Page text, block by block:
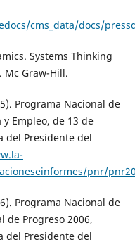
cms_data/docs/
Systems Thinking
Mc Graw-Hill.
Programa Nacional de
y Empleo, de 13 de
del Presidente del
pnr/
Programa Nacional de
de Progreso 2006,
del Presidente del